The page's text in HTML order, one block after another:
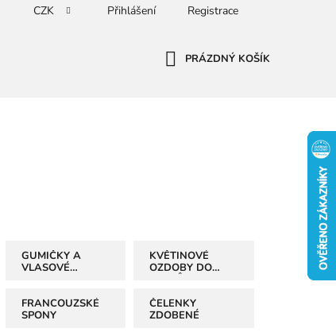
CZK Přihlášení Registrace
NÁKUPNÍ
PRÁZDNÝ KOŠÍK
GUMIČKY A
VLASOVÉ
KVĚTINOVÉ
OZDOBY DO
FRANCOUZSKÉ
SPONY
ČELENKY
ZDOBENÉ